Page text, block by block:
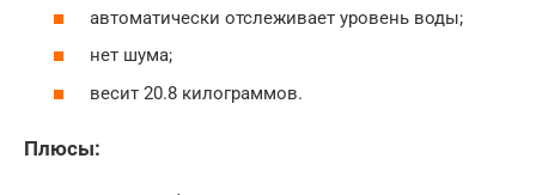
автоматически отслеживает уровень воды;
нет шума;
весит 20.8 килограммов.
Плюсы: